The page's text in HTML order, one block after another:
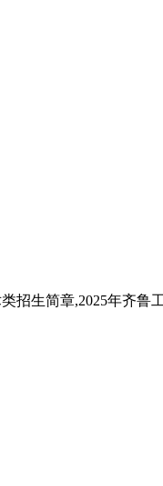
生简章,2025年齐鲁